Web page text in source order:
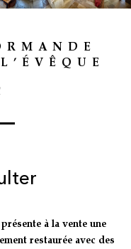
à la vente une
restaurée avec des